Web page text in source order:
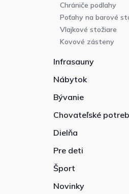
Chrániče podlahy
Poťahy na barové
Vlajkové stožiare
Kovové zásteny
Infrasauny
Nábytok
Bývanie
Chovateľské
Dielňa
Pre deti
Šport
Novinky